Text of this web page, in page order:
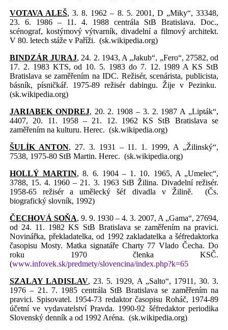
VOTAVA ALEŠ, 3. 8. 1962 – 8. 5. 2001, D „Miky“, 33348,
23. 6. 1986 – 11. 4. 1988 centrála StB Bratislava. Doc.,
scénograf, kostýmový výtvarník, divadelní a filmový architekt.
V 80. letech stáže v Paříži. (sk.wikipedia.org)
BINDZÁR JURAJ, 24. 2. 1943, A „Jakub“, „Fero“, 27582, od
17. 2. 1983 KTS, od 10. 5. 1983 do 7. 12. 1989 A KS StB
Bratislava se zaměřením na IDC. Režisér, scenárista, publicista,
básník, písničkář. 1975-89 režisér dabingu. Žije v Pezinku.
(sk.wikipedia.org)
JARIABEK ONDREJ, 20. 2. 1908 – 3. 2. 1987 A „Lipták“,
4407, 20. 11. 1958 – 21. 12. 1962 KS StB Bratislava se
zaměřením na kulturu. Herec. (sk.wikipedia.org)
ŠULÍK ANTON, 27. 3. 1931 – 11. 1. 1999, A „Žilinský“,
7538, 1975-80 StB Martin. Herec. (sk.wikipedia.org)
HOLLÝ MARTIN, 8. 6. 1904 – 1. 10. 1965, A „Umelec“,
3788, 15. 4. 1960 – 21. 3. 1963 StB Žilina. Divadelní režisér.
1958-65 režisér a umělecký šéf divadla v Žilině.
(Čs.
biografický slovník, 1992)
ČECHOVÁ SOŇA, 9. 9. 1930 – 4. 3. 2007, A „Gama“, 27694,
od 24. 11. 1982 KS StB Bratislava se zaměřením na pravici.
Novinářka, překladatelka, od 1992 zakladatelka a šéfredaktorka
časopisu Mosty. Matka signatáře Charty 77 Vlado Čecha. Do
roku 1970 členka KSČ.
(www.infovek.sk/predmety/slovencina/index.php?k=65
SZALAY LADISLAV, 23. 5. 1929, A „Salto“, 17911, 30. 3.
1976 – 21. 7. 1985 centrála StB Bratislava se zaměřením na
pravici. Spisovatel. 1954-73 redaktor časopisu Roháč, 1974-89
účetní ve vydavatelství Pravda. 1990-92 šéfredaktor periodika
Slovenský denník a od 1992 Aréna. (sk.wikipedia.org)